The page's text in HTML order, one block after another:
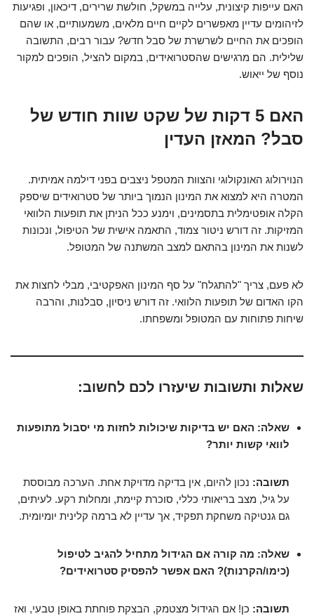
האם עייפות קיצונית, עלייה במשקל, חולשת שרירים, דיכאון, ופגיעות
לזיהומים עדיין מאפשרים לקיים חיים מלאים, משמעותיים, או שהם
הופכים את החיים לשרשרת של סבל חדש? עבור רבים, התשובה
שלילית. הם מרגישים שהסטרואידים, במקום להציל, הופכים למקור
נוסף של ייאוש.
האם 5 דקות של שקט שוות חודש של
סבל? המאזן העדין
הנוירולוג האונקולוגי והצוות המטפל ניצבים בפני דילמה אמיתית.
המטרה היא למצוא את המינון הנמוך ביותר של סטרואידים שיספק
הקלה אופטימלית בתסמינים, וימנע ככל הניתן את תופעות הלוואי
המזיקות. זה דורש ניטור צמוד, התאמה אישית של הטיפול, ונכונות
לשנות את המינון בהתאם למצב המשתנה של המטופל.
לא פעם, צריך "להתגלח" על סף המינון האפקטיבי, מבלי לחצות את
הקו האדום של תופעות הלוואי. זה דורש ניסיון, סבלנות, והרבה
שיחות פתוחות עם המטופל ומשפחתו.
שאלות ותשובות שיעזרו לכם לחשוב:
שאלה: האם יש בדיקות שיכולות לחזות מי יסבול מתופעות
לוואי קשות יותר?
תשובה: נכון להיום, אין בדיקה מדויקת אחת. הערכה מבוססת
על גיל, מצב בריאותי כללי, סוכרת קיימת, ומחלות רקע. לעיתים,
גם גנטיקה משחקת תפקיד, אך עדיין לא ברמה קלינית יומיומית.
שאלה: מה קורה אם הגידול מתחיל להגיב לטיפול
(כימו/הקרנות)? האם אפשר להפסיק סטרואידים?
תשובה: כן! אם הגידול מצטמק, הבצקת פוחתת באופן טבעי, ואז